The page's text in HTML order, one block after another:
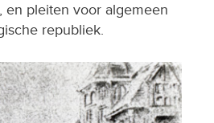
en pleiten voor algemeen
republiek.